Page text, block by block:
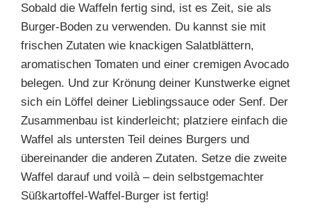
Sobald die Waffeln fertig sind, ist es Zeit, sie als
Burger-Boden zu verwenden. Du kannst sie mit
frischen Zutaten wie knackigen Salatblättern,
aromatischen Tomaten und einer cremigen Avocado
belegen. Und zur Krönung deiner Kunstwerke eignet
sich ein Löffel deiner Lieblingssauce oder Senf. Der
Zusammenbau ist kinderleicht; platziere einfach die
Waffel als untersten Teil deines Burgers und
übereinander die anderen Zutaten. Setze die zweite
Waffel darauf und voilà – dein selbstgemachter
Süßkartoffel-Waffel-Burger ist fertig!